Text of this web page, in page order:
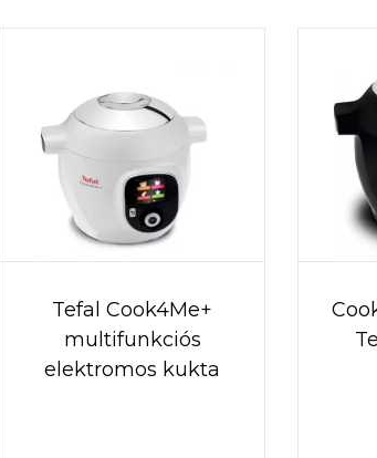
Tefal Cook4Me+
multifunkciós
elektromos kukta